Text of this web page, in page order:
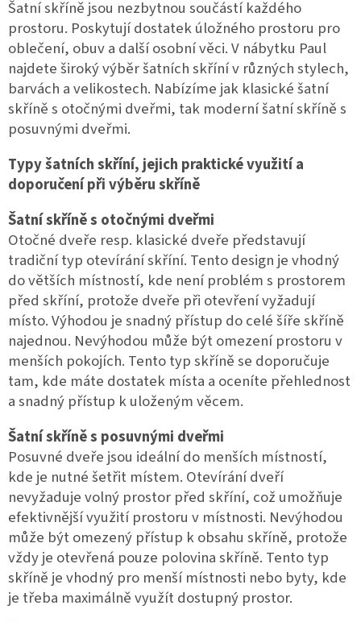
l
á
d
a
c
í
p
r
y
v
ý
i
s
u
Šatní skříně jsou nezbytnou součástí každého
prostoru. Poskytují dostatek úložného prostoru pro
oblečení, obuv a další osobní věci. V nábytku Paul
najdete široký výběr šatních skříní v různých stylech,
barvách a velikostech. Nabízíme jak klasické šatní
skříně s otočnými dveřmi, tak moderní šatní skříně s
posuvnými dveřmi.
Typy šatních skříní, jejich praktické využití a
doporučení při výběru skříně
Šatní skříně s otočnými dveřmi
Otočné dveře resp. klasické dveře představují
tradiční typ otevírání skříní. Tento design je vhodný
do větších místností, kde není problém s prostorem
před skříní, protože dveře při otevření vyžadují
místo. Výhodou je snadný přístup do celé šíře skříně
najednou. Nevýhodou může být omezení prostoru v
menších pokojích. Tento typ skříně se doporučuje
tam, kde máte dostatek místa a oceníte přehlednost
a snadný přístup k uloženým věcem.
Šatní skříně s posuvnými dveřmi
Posuvné dveře jsou ideální do menších místností,
kde je nutné šetřit místem. Otevírání dveří
nevyžaduje volný prostor před skříní, což umožňuje
efektivnější využití prostoru v místnosti. Nevýhodou
může být omezený přístup k obsahu skříně, protože
vždy je otevřená pouze polovina skříně. Tento typ
skříně je vhodný pro menší místnosti nebo byty, kde
je třeba maximálně využít dostupný prostor.